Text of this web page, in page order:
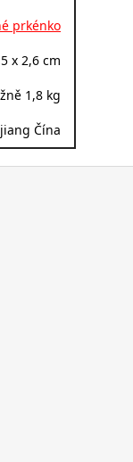
prkénko
x 2,6 cm
1,8 kg
Čína